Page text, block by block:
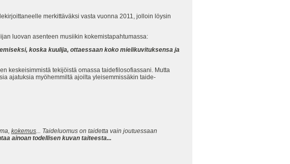
merkittäväksi vasta vuonna 2011, jolloin löysin
luovan asenteen musiikin kokemistapahtumassa:
koska kuulija, ottaessaan koko mielikuvituksensa ja
keskeisimmistä tekijöistä omassa taidefilosofiassani. Mutta
ajatuksia myöhemmiltä ajoilta yleisemmissäkin taide-
kokemus... Taideluomus on taidetta vain joutuessaan
ainoan todellisen kuvan taiteesta...